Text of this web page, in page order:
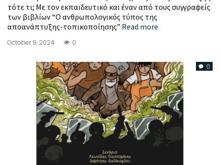
τότε τι; Με τον εκπαιδευτικό και έναν από τους συγγραφείς
των βιβλίων “Ο ανθρωπολογικός τύπος της
αποανάπτυξης-τοπικοποίησης” Read more
October 9, 2024 0
0